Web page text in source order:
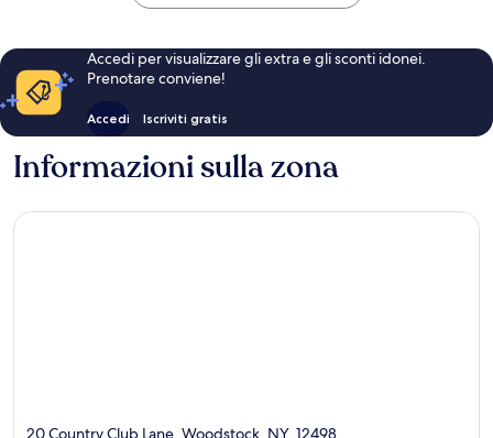
Accedi per visualizzare gli extra e gli sconti idonei.
Prenotare conviene!
Accedi Iscriviti gratis
Informazioni sulla zona
20 Country Club Lane, Woodstock, NY, 12498